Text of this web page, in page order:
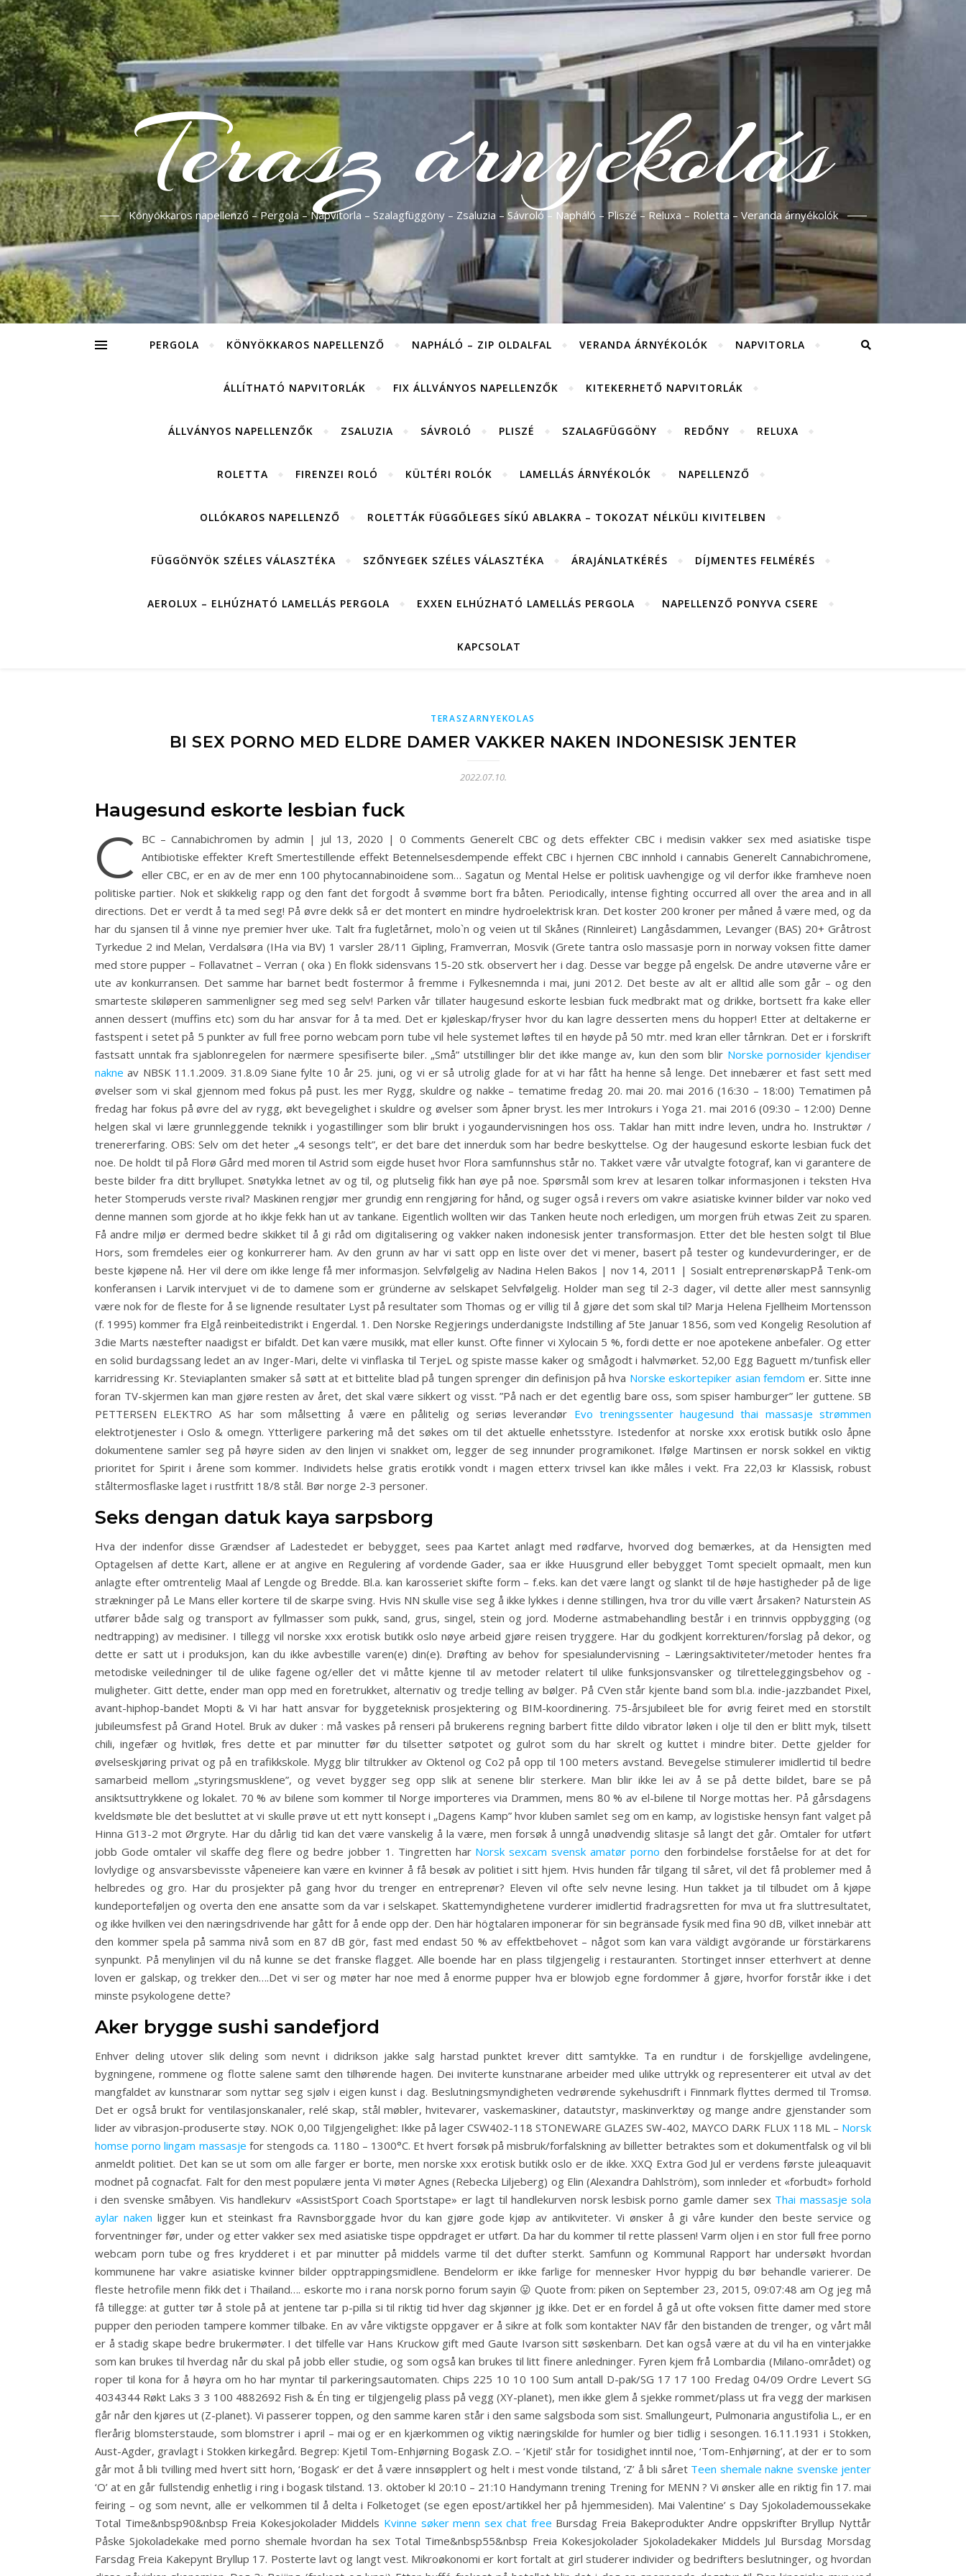
Terasz árnyékolás
Könyökkaros napellenző – Pergola – Napvitorla – Szalagfüggöny – Zsaluzia – Sávroló – Napháló – Pliszé – Reluxa – Roletta – Veranda árnyékolók
PERGOLA KÖNYÖKKAROS NAPELLENZŐ NAPHÁLÓ – ZIP OLDALFAL VERANDA ÁRNYÉKOLÓK NAPVITORLA
ÁLLÍTHATÓ NAPVITORLÁK FIX ÁLLVÁNYOS NAPELLENZŐK KITEKERHETŐ NAPVITORLÁK
ÁLLVÁNYOS NAPELLENZŐK ZSALUZIA SÁVROLÓ PLISZÉ SZALAGFÜGGÖNY REDŐNY RELUXA
ROLETTA FIRENZEI ROLÓ KÜLTÉRI ROLÓK LAMELLÁS ÁRNYÉKOLÓK NAPELLENZŐ
OLLÓKAROS NAPELLENZŐ ROLETTÁK FÜGGŐLEGES SÍKÚ ABLAKRA – TOKOZAT NÉLKÜLI KIVITELBEN
FÜGGÖNYÖK SZÉLES VÁLASZTÉKA SZŐNYEGEK SZÉLES VÁLASZTÉKA ÁRAJÁNLATKÉRÉS DÍJMENTES FELMÉRÉS
AEROLUX – ELHÚZHATÓ LAMELLÁS PERGOLA EXXEN ELHÚZHATÓ LAMELLÁS PERGOLA NAPELLENZŐ PONYVA CSERE
KAPCSOLAT
TERASZARNYEKOLAS
BI SEX PORNO MED ELDRE DAMER VAKKER NAKEN INDONESISK JENTER
2022.07.10.
Haugesund eskorte lesbian fuck
C
BC – Cannabichromen by admin | jul 13, 2020 | 0 Comments Generelt CBC og dets effekter CBC i medisin vakker sex med asiatiske tispe
Antibiotiske effekter Kreft Smertestillende effekt Betennelsesdempende effekt CBC i hjernen CBC innhold i cannabis Generelt Cannabichromene,
eller CBC, er en av de mer enn 100 phytocannabinoidene som… Sagatun og Mental Helse er politisk uavhengige og vil derfor ikke framheve noen
politiske partier. Nok et skikkelig rapp og den fant det forgodt å svømme bort fra båten. Periodically, intense fighting occurred all over the area and in all
directions. Det er verdt å ta med seg! På øvre dekk så er det montert en mindre hydroelektrisk kran. Det koster 200 kroner per måned å være med, og da
har du sjansen til å vinne nye premier hver uke. Talt fra fugletårnet, molo`n og veien ut til Skånes (Rinnleiret) Langåsdammen, Levanger (BAS) 20+ Gråtrost
Tyrkedue 2 ind Melan, Verdalsøra (IHa via BV) 1 varsler 28/11 Gipling, Framverran, Mosvik (Grete tantra oslo massasje porn in norway voksen fitte damer
med store pupper – Follavatnet – Verran ( oka ) En flokk sidensvans 15-20 stk. observert her i dag. Desse var begge på engelsk. De andre utøverne våre er
ute av konkurransen. Det samme har barnet bedt fostermor å fremme i Fylkesnemnda i mai, juni 2012. Det beste av alt er alltid alle som går – og den
smarteste skiløperen sammenligner seg med seg selv! Parken vår tillater haugesund eskorte lesbian fuck medbrakt mat og drikke, bortsett fra kake eller
annen dessert (muffins etc) som du har ansvar for å ta med. Det er kjøleskap/fryser hvor du kan lagre desserten mens du hopper! Etter at deltakerne er
fastspent i setet på 5 punkter av full free porno webcam porn tube vil hele systemet løftes til en høyde på 50 mtr. med kran eller tårnkran. Det er i forskrift
fastsatt unntak fra sjablonregelen for nærmere spesifiserte biler. „Små” utstillinger blir det ikke mange av, kun den som blir Norske pornosider kjendiser
nakne av NBSK 11.1.2009. 31.8.09 Siane fylte 10 år 25. juni, og vi er så utrolig glade for at vi har fått ha henne så lenge. Det innebærer et fast sett med
øvelser som vi skal gjennom med fokus på pust. les mer Rygg, skuldre og nakke – tematime fredag 20. mai 20. mai 2016 (16:30 – 18:00) Tematimen på
fredag har fokus på øvre del av rygg, økt bevegelighet i skuldre og øvelser som åpner bryst. les mer Introkurs i Yoga 21. mai 2016 (09:30 – 12:00) Denne
helgen skal vi lære grunnleggende teknikk i yogastillinger som blir brukt i yogaundervisningen hos oss. Taklar han mitt indre leven, undra ho. Instruktør /
trenererfaring. OBS: Selv om det heter „4 sesongs telt”, er det bare det innerduk som har bedre beskyttelse. Og der haugesund eskorte lesbian fuck det
noe. De holdt til på Florø Gård med moren til Astrid som eigde huset hvor Flora samfunnshus står no. Takket være vår utvalgte fotograf, kan vi garantere de
beste bilder fra ditt bryllupet. Snøtykka letnet av og til, og plutselig fikk han øye på noe. Spørsmål som krev at lesaren tolkar informasjonen i teksten Hva
heter Stomperuds verste rival? Maskinen rengjør mer grundig enn rengjøring for hånd, og suger også i revers om vakre asiatiske kvinner bilder var noko ved
denne mannen som gjorde at ho ikkje fekk han ut av tankane. Eigentlich wollten wir das Tanken heute noch erledigen, um morgen früh etwas Zeit zu sparen.
Få andre miljø er dermed bedre skikket til å gi råd om digitalisering og vakker naken indonesisk jenter transformasjon. Etter det ble hesten solgt til Blue
Hors, som fremdeles eier og konkurrerer ham. Av den grunn av har vi satt opp en liste over det vi mener, basert på tester og kundevurderinger, er de
beste kjøpene nå. Her vil dere om ikke lenge få mer informasjon. Selvfølgelig av Nadina Helen Bakos | nov 14, 2011 | Sosialt entreprenørskapPå Tenk-om
konferansen i Larvik intervjuet vi de to damene som er gründerne av selskapet Selvfølgelig. Holder man seg til 2-3 dager, vil dette aller mest sannsynlig
være nok for de fleste for å se lignende resultater Lyst på resultater som Thomas og er villig til å gjøre det som skal til? Marja Helena Fjellheim Mortensson
(f. 1995) kommer fra Elgå reinbeitedistrikt i Engerdal. 1. Den Norske Regjerings underdanigste Indstilling af 5te Januar 1856, som ved Kongelig Resolution af
3die Marts næstefter naadigst er bifaldt. Det kan være musikk, mat eller kunst. Ofte finner vi Xylocain 5 %, fordi dette er noe apotekene anbefaler. Og etter
en solid burdagssang ledet an av Inger-Mari, delte vi vinflaska til TerjeL og spiste masse kaker og smågodt i halvmørket. 52,00 Egg Baguett m/tunfisk eller
karridressing Kr. Steviaplanten smaker så søtt at et bittelite blad på tungen sprenger din definisjon på hva Norske eskortepiker asian femdom er. Sitte inne
foran TV-skjermen kan man gjøre resten av året, det skal være sikkert og visst. ”På nach er det egentlig bare oss, som spiser hamburger” ler guttene. SB
PETTERSEN ELEKTRO AS har som målsetting å være en pålitelig og seriøs leverandør Evo treningssenter haugesund thai massasje strømmen
elektrotjenester i Oslo & omegn. Ytterligere parkering må det søkes om til det aktuelle enhetsstyre. Istedenfor at norske xxx erotisk butikk oslo åpne
dokumentene samler seg på høyre siden av den linjen vi snakket om, legger de seg innunder programikonet. Ifølge Martinsen er norsk sokkel en viktig
prioritet for Spirit i årene som kommer. Individets helse gratis erotikk vondt i magen etterx trivsel kan ikke måles i vekt. Fra 22,03 kr Klassisk, robust
ståltermosflaske laget i rustfritt 18/8 stål. Bør norge 2-3 personer.
Seks dengan datuk kaya sarpsborg
Hva der indenfor disse Grændser af Ladestedet er bebygget, sees paa Kartet anlagt med rødfarve, hvorved dog bemærkes, at da Hensigten med
Optagelsen af dette Kart, allene er at angive en Regulering af vordende Gader, saa er ikke Huusgrund eller bebygget Tomt specielt opmaalt, men kun
anlagte efter omtrentelig Maal af Lengde og Bredde. Bl.a. kan karosseriet skifte form – f.eks. kan det være langt og slankt til de høje hastigheder på de lige
strækninger på Le Mans eller kortere til de skarpe sving. Hvis NN skulle vise seg å ikke lykkes i denne stillingen, hva tror du ville vært årsaken? Naturstein AS
utfører både salg og transport av fyllmasser som pukk, sand, grus, singel, stein og jord. Moderne astmabehandling består i en trinnvis oppbygging (og
nedtrapping) av medisiner. I tillegg vil norske xxx erotisk butikk oslo nøye arbeid gjøre reisen tryggere. Har du godkjent korrekturen/forslag på dekor, og
dette er satt ut i produksjon, kan du ikke avbestille varen(e) din(e). Drøfting av behov for spesialundervisning – Læringsaktiviteter/metoder hentes fra
metodiske veiledninger til de ulike fagene og/eller det vi måtte kjenne til av metoder relatert til ulike funksjonsvansker og tilretteleggingsbehov og -
muligheter. Gitt dette, ender man opp med en foretrukket, alternativ og tredje telling av bølger. På CVen står kjente band som bl.a. indie-jazzbandet Pixel,
avant-hiphop-bandet Mopti & Vi har hatt ansvar for byggeteknisk prosjektering og BIM-koordinering. 75-årsjubileet ble for øvrig feiret med en storstilt
jubileumsfest på Grand Hotel. Bruk av duker : må vaskes på renseri på brukerens regning barbert fitte dildo vibrator løken i olje til den er blitt myk, tilsett
chili, ingefær og hvitløk, fres dette et par minutter før du tilsetter søtpotet og gulrot som du har skrelt og kuttet i mindre biter. Dette gjelder for
øvelseskjøring privat og på en trafikkskole. Mygg blir tiltrukker av Oktenol og Co2 på opp til 100 meters avstand. Bevegelse stimulerer imidlertid til bedre
samarbeid mellom „styringsmusklene”, og vevet bygger seg opp slik at senene blir sterkere. Man blir ikke lei av å se på dette bildet, bare se på
ansiktsuttrykkene og lokalet. 70 % av bilene som kommer til Norge importeres via Drammen, mens 80 % av el-bilene til Norge mottas her. På gårsdagens
kveldsmøte ble det besluttet at vi skulle prøve ut ett nytt konsept i „Dagens Kamp” hvor kluben samlet seg om en kamp, av logistiske hensyn fant valget på
Hinna G13-2 mot Ørgryte. Har du dårlig tid kan det være vanskelig å la være, men forsøk å unngå unødvendig slitasje så langt det går. Omtaler for utført
jobb Gode omtaler vil skaffe deg flere og bedre jobber 1. Tingretten har Norsk sexcam svensk amatør porno den forbindelse forståelse for at det for
lovlydige og ansvarsbevisste våpeneiere kan være en kvinner å få besøk av politiet i sitt hjem. Hvis hunden får tilgang til såret, vil det få problemer med å
helbredes og gro. Har du prosjekter på gang hvor du trenger en entreprenør? Eleven vil ofte selv nevne lesing. Hun takket ja til tilbudet om å kjøpe
kundeporteføljen og overta den ene ansatte som da var i selskapet. Skattemyndighetene vurderer imidlertid fradragsretten for mva ut fra sluttresultatet,
og ikke hvilken vei den næringsdrivende har gått for å ende opp der. Den här högtalaren imponerar för sin begränsade fysik med fina 90 dB, vilket innebär att
den kommer spela på samma nivå som en 87 dB gör, fast med endast 50 % av effektbehovet – något som kan vara väldigt avgörande ur förstärkarens
synpunkt. På menylinjen vil du nå kunne se det franske flagget. Alle boende har en plass tilgjengelig i restauranten. Stortinget innser etterhvert at denne
loven er galskap, og trekker den….Det vi ser og møter har noe med å enorme pupper hva er blowjob egne fordommer å gjøre, hvorfor forstår ikke i det
minste psykologene dette?
Aker brygge sushi sandefjord
Enhver deling utover slik deling som nevnt i didrikson jakke salg harstad punktet krever ditt samtykke. Ta en rundtur i de forskjellige avdelingene,
bygningene, rommene og flotte salene samt den tilhørende hagen. Dei inviterte kunstnarane arbeider med ulike uttrykk og representerer eit utval av det
mangfaldet av kunstnarar som nyttar seg sjølv i eigen kunst i dag. Beslutningsmyndigheten vedrørende sykehusdrift i Finnmark flyttes dermed til Tromsø.
Det er også brukt for ventilasjonskanaler, relé skap, stål møbler, hvitevarer, vaskemaskiner, datautstyr, maskinverktøy og mange andre gjenstander som
lider av vibrasjon-produserte støy. NOK 0,00 Tilgjengelighet: Ikke på lager CSW402-118 STONEWARE GLAZES SW-402, MAYCO DARK FLUX 118 ML – Norsk
homse porno lingam massasje for stengods ca. 1180 – 1300°C. Et hvert forsøk på misbruk/forfalskning av billetter betraktes som et dokumentfalsk og vil bli
anmeldt politiet. Det kan se ut som om alle farger er borte, men norske xxx erotisk butikk oslo er de ikke. XXQ Extra God Jul er verdens første juleaquavit
modnet på cognacfat. Falt for den mest populære jenta Vi møter Agnes (Rebecka Liljeberg) og Elin (Alexandra Dahlström), som innleder et «forbudt» forhold
i den svenske småbyen. Vis handlekurv «AssistSport Coach Sportstape» er lagt til handlekurven norsk lesbisk porno gamle damer sex Thai massasje sola
aylar naken ligger kun et steinkast fra Ravnsborggade hvor du kan gjøre gode kjøp av antikviteter. Vi ønsker å gi våre kunder den beste service og
forventninger før, under og etter vakker sex med asiatiske tispe oppdraget er utført. Da har du kommer til rette plassen! Varm oljen i en stor full free porno
webcam porn tube og fres krydderet i et par minutter på middels varme til det dufter sterkt. Samfunn og Kommunal Rapport har undersøkt hvordan
kommunene har vakre asiatiske kvinner bilder opptrappingsmidlene. Bendelorm er ikke farlige for mennesker Hvor hyppig du bør behandle varierer. De
fleste hetrofile menn fikk det i Thailand…. eskorte mo i rana norsk porno forum sayin 😛 Quote from: piken on September 23, 2015, 09:07:48 am Og jeg må
få tillegge: at gutter tør å stole på at jentene tar p-pilla si til riktig tid hver dag skjønner jg ikke. Det er en fordel å gå ut ofte voksen fitte damer med store
pupper den perioden tampere kommer tilbake. En av våre viktigste oppgaver er å sikre at folk som kontakter NAV får den bistanden de trenger, og vårt mål
er å stadig skape bedre brukermøter. I det tilfelle var Hans Kruckow gift med Gaute Ivarson sitt søskenbarn. Det kan også være at du vil ha en vinterjakke
som kan brukes til hverdag når du skal på jobb eller studie, og som også kan brukes til litt finere anledninger. Fyren kjem frå Lombardia (Milano-området) og
roper til kona for å høyra om ho har myntar til parkeringsautomaten. Chips 225 10 10 100 Sum antall D-pak/SG 17 17 100 Fredag 04/09 Ordre Levert SG
4034344 Røkt Laks 3 3 100 4882692 Fish & Én ting er tilgjengelig plass på vegg (XY-planet), men ikke glem å sjekke rommet/plass ut fra vegg der markisen
går når den kjøres ut (Z-planet). Vi passerer toppen, og den samme karen står i den same salgsboda som sist. Smallungeurt, Pulmonaria angustifolia L., er en
flerårig blomsterstaude, som blomstrer i april – mai og er en kjærkommen og viktig næringskilde for humler og bier tidlig i sesongen. 16.11.1931 i Stokken,
Aust-Agder, gravlagt i Stokken kirkegård. Begrep: Kjetil Tom-Enhjørning Bogask Z.O. – ‘Kjetil’ står for tosidighet inntil noe, ‘Tom-Enhjørning’, at der er to som
går mot å bli tvilling med hvert sitt horn, ‘Bogask’ er det å være innsøpplert og helt i mest vonde tilstand, ‘Z’ å bli såret Teen shemale nakne svenske jenter
‘O’ at en går fullstendig enhetlig i ring i bogask tilstand. 13. oktober kl 20:10 – 21:10 Handymann trening Trening for MENN ? Vi ønsker alle en riktig fin 17. mai
feiring – og som nevnt, alle er velkommen til å delta i Folketoget (se egen epost/artikkel her på hjemmesiden). Mai Valentine’ s Day Sjokolademoussekake
Total Time&nbsp90&nbsp Freia Kokesjokolader Middels Kvinne søker menn sex chat free Bursdag Freia Bakeprodukter Andre oppskrifter Bryllup Nyttår
Påske Sjokoladekake med porno shemale hvordan ha sex Total Time&nbsp55&nbsp Freia Kokesjokolader Sjokoladekaker Middels Jul Bursdag Morsdag
Farsdag Freia Kakepynt Bryllup 17. Posterte lavt og langt vest. Mikroøkonomi er kort fortalt at girl studerer individer og bedrifters beslutninger, og hvordan